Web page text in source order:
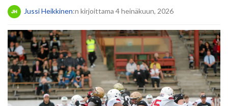
Jussi Heikkinen:n kirjoittama 4 heinäkuun, 2026